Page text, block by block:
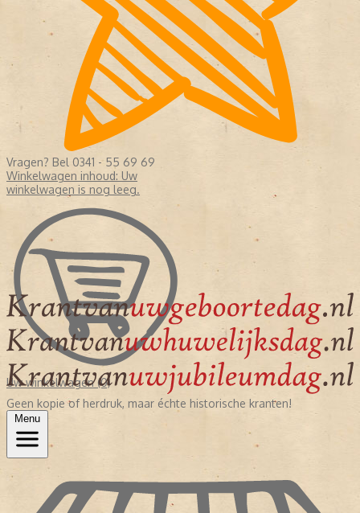
Vragen? Bel 0341 - 55 69 69
Winkelwagen inhoud: Uw
winkelwagen is nog leeg.
Uw winkelwagen (0)
Geen kopie of herdruk, maar échte historische kranten!
Menu